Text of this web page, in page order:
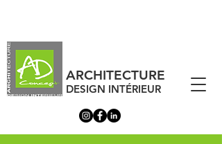
ARCHITECTURE
DESIGN INTÉRIEUR